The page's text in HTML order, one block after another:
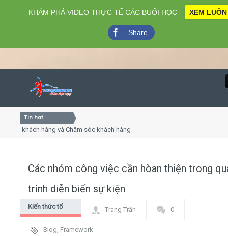
Close
Home
Tin hot
hàng và Chăm sóc khách hàng chuyên nghiệp
Các nhóm công việc cần hòan thiện trong
trình diễn biến sự kiện
Kiến thức tổ
Trang Trần 0
Blog, Framework
KHÁM PHÁ VIDEO THỰC TẾ CÁC BUỔI HỌC XEM LUÔN
Share